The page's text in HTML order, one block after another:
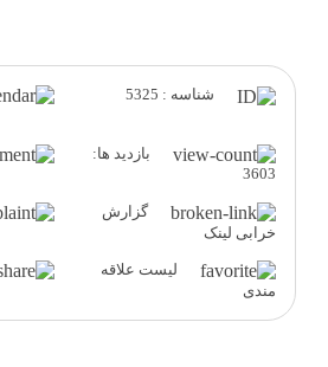
شناسه : 5325
بازدید ها:
3603
گزارش
خرابی لینک
لیست علاقه
مندی